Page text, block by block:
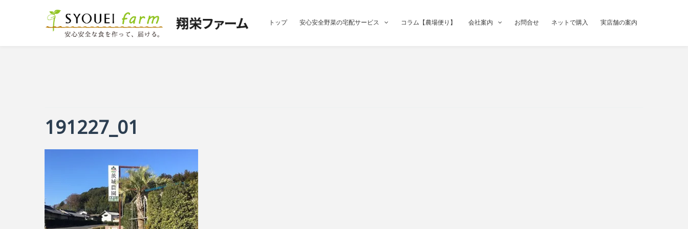
トップ 安心安全野菜の宅配サービス コラム【農場便り】 会社案内 お問合せ ネットで購入 実店舗の案内
191227_01